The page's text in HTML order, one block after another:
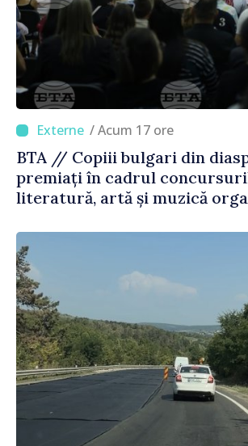
/ Acum 17 ore
BTA // Copiii bulgari din
premiați în cadrul
literatură, artă și muzică
Străinătate